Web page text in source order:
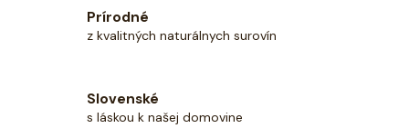
Prírodné
z kvalitných naturálnych surovín
Slovenské
s láskou k našej domovine